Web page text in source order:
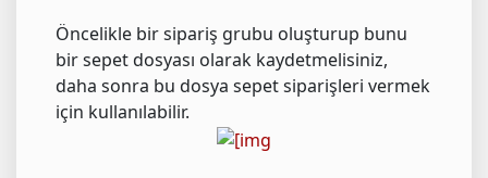
Öncelikle bir sipariş grubu oluşturup bunu
bir sepet dosyası olarak kaydetmelisiniz,
daha sonra bu dosya sepet siparişleri vermek
için kullanılabilir.